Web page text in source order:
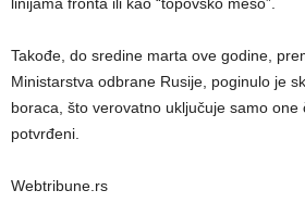
Takođe, do sredine marta ove godine,
Ministarstva odbrane Rusije, poginulo je
boraca, što verovatno uključuje samo one
potvrđeni.
Webtribune.rs